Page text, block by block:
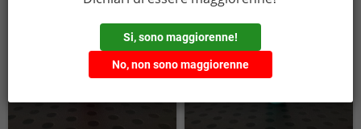
Si, sono maggiorenne!
No, non sono maggiorenne